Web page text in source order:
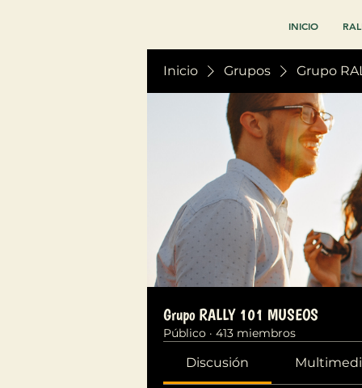
INICIO
Inicio Grupos Grupo
Grupo RALLY 101 MUSEOS
Público · 413 miembros
Discusión